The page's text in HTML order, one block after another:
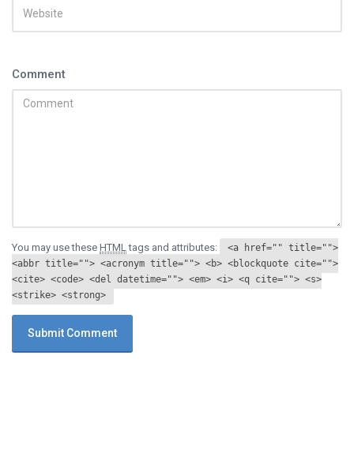
Comment
You may use these HTML tags and attributes:
<a href="" title="">
<abbr title=""> <acronym title=""> <b> <blockquote cite="">
<cite> <code> <del datetime=""> <em> <i> <q cite=""> <s>
<strike> <strong>